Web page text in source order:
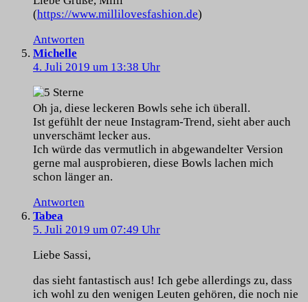
(https://www.millilovesfashion.de)
Antworten
Michelle
4. Juli 2019 um 13:38 Uhr
Oh ja, diese leckeren Bowls sehe ich überall.
Ist gefühlt der neue Instagram-Trend, sieht aber auch
unverschämt lecker aus.
Ich würde das vermutlich in abgewandelter Version
gerne mal ausprobieren, diese Bowls lachen mich
schon länger an.
Antworten
Tabea
5. Juli 2019 um 07:49 Uhr
Liebe Sassi,
das sieht fantastisch aus! Ich gebe allerdings zu, dass
ich wohl zu den wenigen Leuten gehören, die noch nie